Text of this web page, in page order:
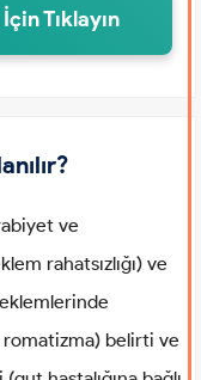
Tıklayın
ve
rahatsızlığı) ve
romatizma) belirti ve